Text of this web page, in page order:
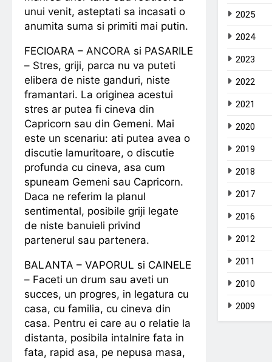
unui venit, asteptati sa incasati o
anumita suma si primiti mai putin.
FECIOARA – ANCORA si PASARILE
– Stres, griji, parca nu va puteti
elibera de niste ganduri, niste
framantari. La originea acestui
stres ar putea fi cineva din
Capricorn sau din Gemeni. Mai
este un scenariu: ati putea avea o
discutie lamuritoare, o discutie
profunda cu cineva, asa cum
spuneam Gemeni sau Capricorn.
Daca ne referim la planul
sentimental, posibile griji legate
de niste banuieli privind
partenerul sau partenera.
BALANTA – VAPORUL si CAINELE
– Faceti un drum sau aveti un
succes, un progres, in legatura cu
casa, cu familia, cu cineva din
casa. Pentru ei care au o relatie la
distanta, posibila intalnire fata in
fata, rapid asa, pe nepusa masa,
2025
2024
2023
2022
2021
2020
2019
2018
2017
2016
2012
2011
2010
2009